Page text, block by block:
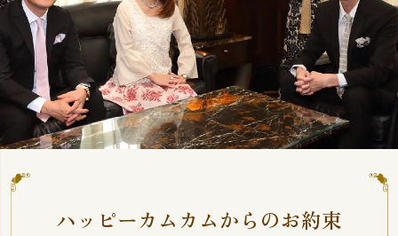
ハッピーカムカムからのお約束